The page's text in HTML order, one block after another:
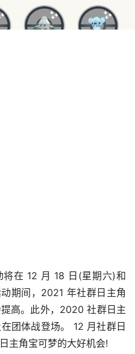
在 12 月 18 日(星期六)和
期间，2021 年社群日主角
高。此外，2020 社群日主
团体战登场。 12 月社群日
主角宝可梦的大好机会!